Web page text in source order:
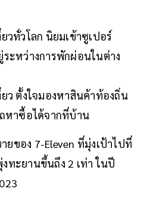
วทั่วโลก นิยมเข้าซูเปอร์
ะหว่างการพักผ่อนในต่าง
ว ตั้งใจมองหาสินค้าท้องถิ่น
หาซื้อได้จากที่บ้าน
ของ 7-Eleven ที่มุ่งเป้าไปที่
ทะยานขึ้นถึง 2 เท่า ในปี